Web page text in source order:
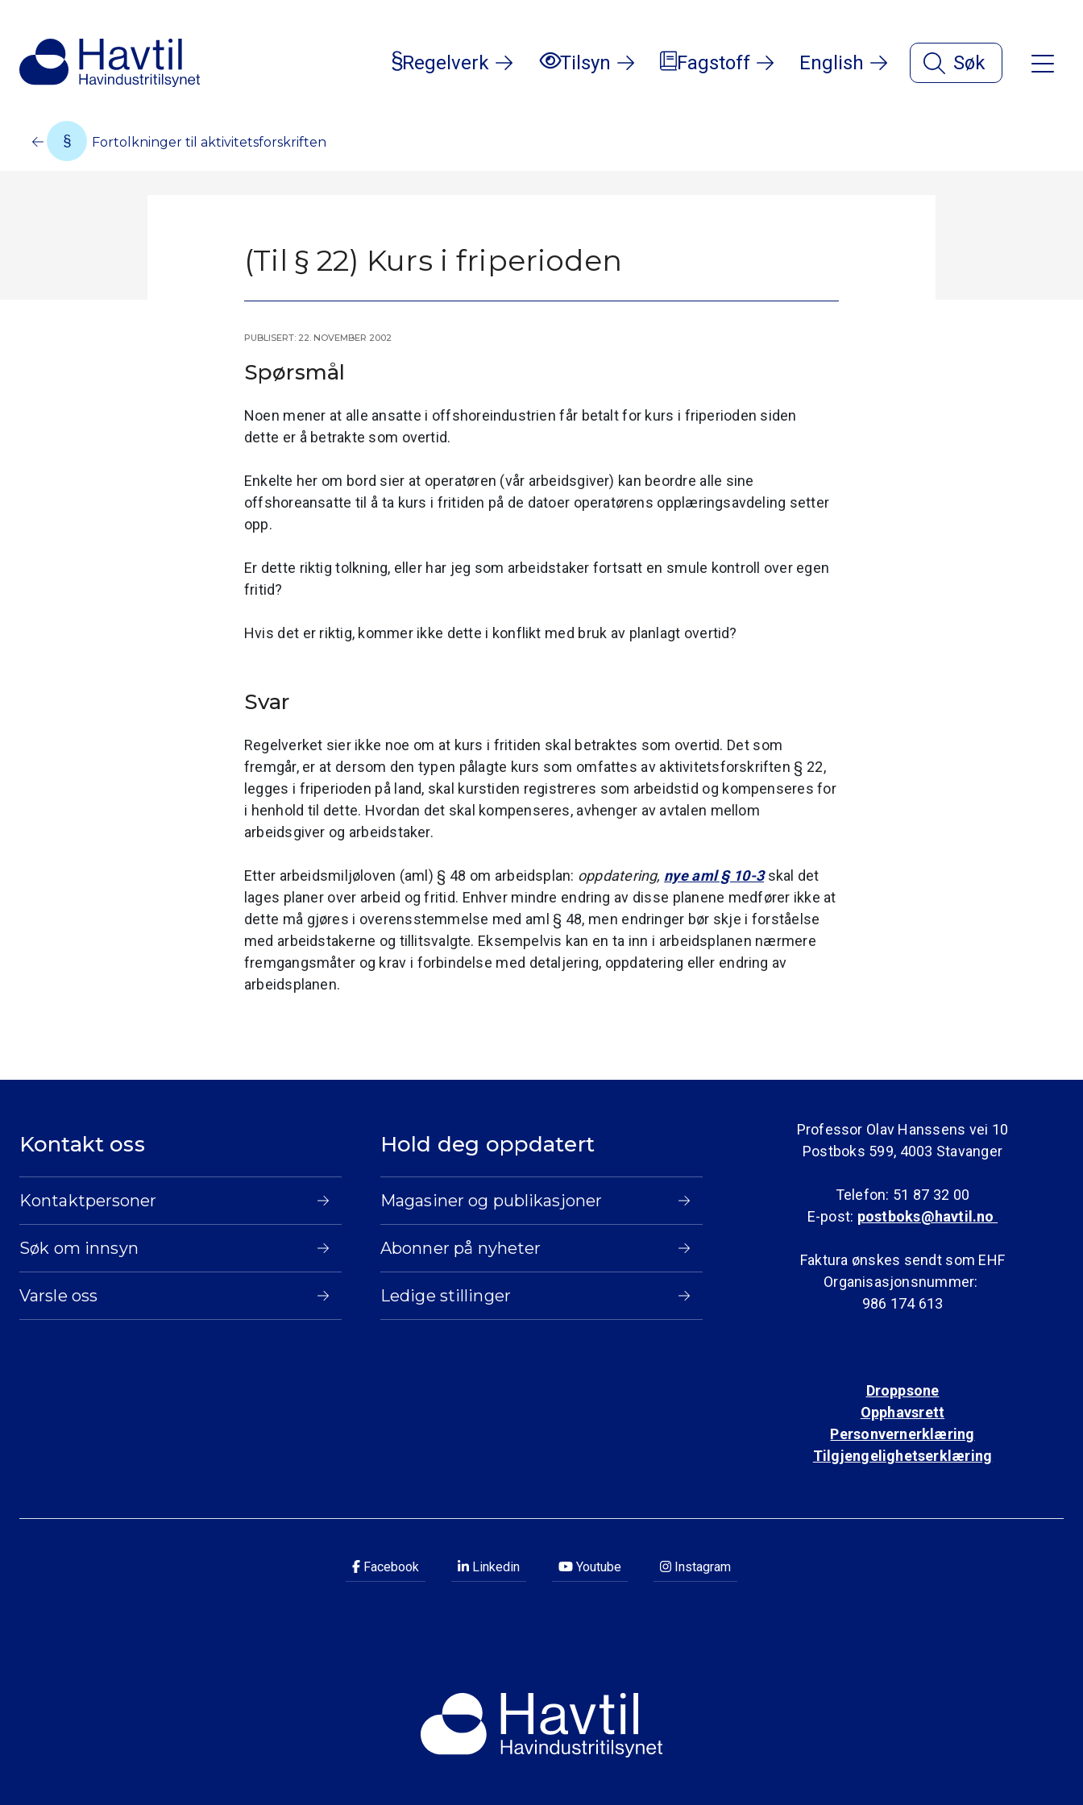
Regelverk Tilsyn Fagstoff English Søk
Fortolkninger til aktivitetsforskriften
(Til § 22) Kurs i friperioden
Publisert: 22. november 2002
Spørsmål
Noen mener at alle ansatte i offshoreindustrien får betalt for kurs i friperioden siden
dette er å betrakte som overtid.
Enkelte her om bord sier at operatøren (vår arbeidsgiver) kan beordre alle sine
offshoreansatte til å ta kurs i fritiden på de datoer operatørens opplæringsavdeling setter
opp.
Er dette riktig tolkning, eller har jeg som arbeidstaker fortsatt en smule kontroll over egen
fritid?
Hvis det er riktig, kommer ikke dette i konflikt med bruk av planlagt overtid?
Svar
Regelverket sier ikke noe om at kurs i fritiden skal betraktes som overtid. Det som
fremgår, er at dersom den typen pålagte kurs som omfattes av aktivitetsforskriften § 22,
legges i friperioden på land, skal kurstiden registreres som arbeidstid og kompenseres for
i henhold til dette. Hvordan det skal kompenseres, avhenger av avtalen mellom
arbeidsgiver og arbeidstaker.
Etter arbeidsmiljøloven (aml) § 48 om arbeidsplan: oppdatering, nye aml § 10-3skal det
lages planer over arbeid og fritid. Enhver mindre endring av disse planene medfører ikke at
dette må gjøres i overensstemmelse med aml § 48, men endringer bør skje i forståelse
med arbeidstakerne og tillitsvalgte. Eksempelvis kan en ta inn i arbeidsplanen nærmere
fremgangsmåter og krav i forbindelse med detaljering, oppdatering eller endring av
arbeidsplanen.
Kontakt oss
Kontaktpersoner
Søk om innsyn
Varsle oss
Hold deg oppdatert
Magasiner og publikasjoner
Abonner på nyheter
Ledige stillinger
Professor Olav Hanssens vei 10
Postboks 599, 4003 Stavanger
Telefon: 51 87 32 00
E-post: postboks@havtil.no
Faktura ønskes sendt som EHF
Organisasjonsnummer:
986 174 613
Droppsone
Opphavsrett
Personvernerklæring
Tilgjengelighetserklæring
Facebook Linkedin Youtube Instagram